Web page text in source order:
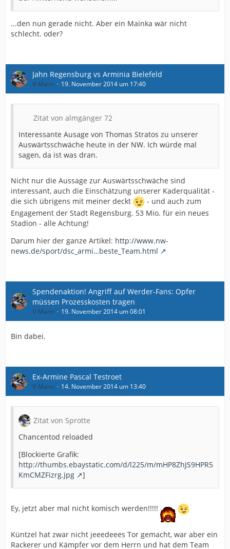
...den nun gerade nicht. Aber ein Mainka wär nicht
schlecht. oder?
Jahn Regensburg vs Arminia Bielefeld
V-Mann 19. November 2014 um 17:40
Zitat von almgänger 72
Interessante Ausage von Thomas Stratos zu unserer
Auswärtsschwäche heute in der NW. Ich würde mal
sagen, da ist was dran.
Nicht nur die Aussage zur Auswärtsschwäche sind
interessant, auch die Einschätzung unserer Kaderqualität -
die sich übrigens mit meiner deckt
- und auch zum
Engagement der Stadt Regensburg. 53 Mio. für ein neues
Stadion - alle Achtung!
Darum hier der ganze Artikel: http://www.nw-
news.de/sport/dsc_armi…beste_Team.html
Spendenaktion! Angriff auf Werder-Fans: Opfer
müssen Prozesskosten tragen
V-Mann 19. November 2014 um 08:01
Bin dabei.
Ex-Armine Pascal Testroet
V-Mann 14. November 2014 um 13:40
Zitat von Sprotte
Chancentod reloaded
[Blockierte Grafik:
http://thumbs.ebaystatic.com/d/l225/m/mHP8ZhJS9HPR5
KmCMZFizrg.jpg
]
Ey, jetzt aber mal nicht komisch werden!!!!!
Küntzel hat zwar nicht jeeedeees Tor gemacht, war aber ein
Rackerer und Kämpfer vor dem Herrn und hat dem Team